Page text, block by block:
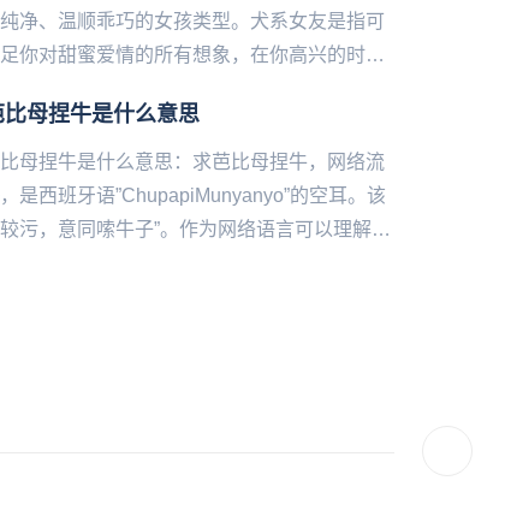
净、温顺‌‌‌‌‌‌‌‌‌‌‌乖巧的女孩类型。犬系女友是指可
你对甜蜜爱情的所有想象，在你高兴的时候
比母捏牛是什么意思
母捏牛是什么意思：求芭比母捏牛，网络流
是西班牙语”ChupapiMunyanyo”的空耳。该
污，意同嗦牛子”。作为网络语言可以理解是